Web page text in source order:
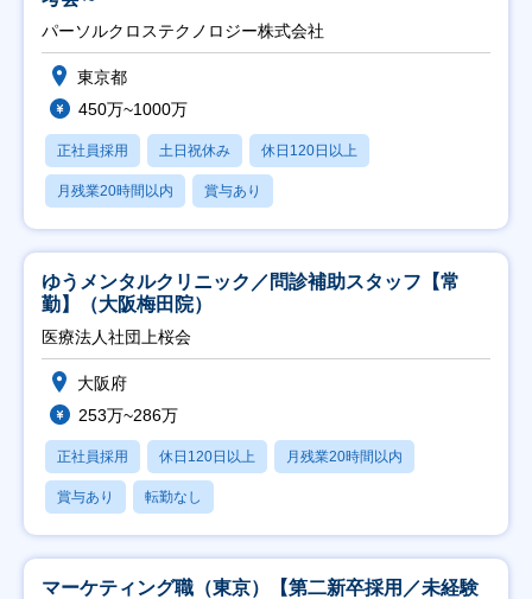
パーソルクロステクノロジー株式会社
東京都
450万~1000万
正社員採用 土日祝休み 休日120日以上
月残業20時間以内 賞与あり
ゆうメンタルクリニック／問診補助スタッフ【常
勤】（大阪梅田院）
医療法人社団上桜会
大阪府
253万~286万
正社員採用 休日120日以上 月残業20時間以内
賞与あり 転勤なし
マーケティング職（東京）【第二新卒採用／未経験